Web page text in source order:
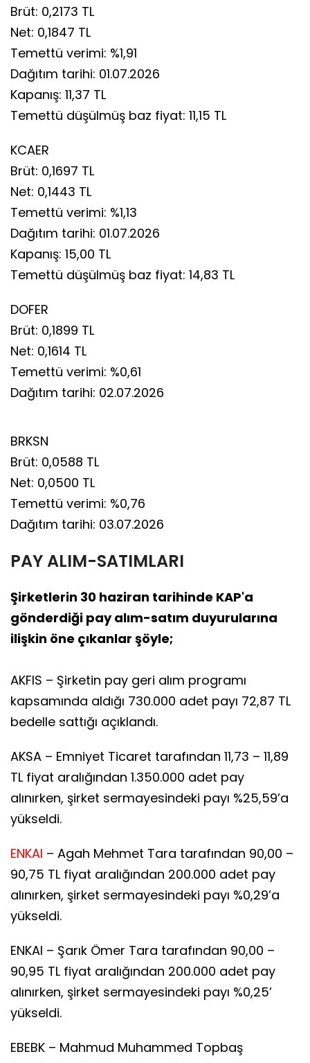
Brüt: 0,2173 TL
Net: 0,1847 TL
Temettü verimi: %1,91
Dağıtım tarihi: 01.07.2026
Kapanış: 11,37 TL
Temettü düşülmüş baz fiyat: 11,15 TL
KCAER
Brüt: 0,1697 TL
Net: 0,1443 TL
Temettü verimi: %1,13
Dağıtım tarihi: 01.07.2026
Kapanış: 15,00 TL
Temettü düşülmüş baz fiyat: 14,83 TL
DOFER
Brüt: 0,1899 TL
Net: 0,1614 TL
Temettü verimi: %0,61
Dağıtım tarihi: 02.07.2026
BRKSN
Brüt: 0,0588 TL
Net: 0,0500 TL
Temettü verimi: %0,76
Dağıtım tarihi: 03.07.2026
PAY ALIM-SATIMLARI
Şirketlerin 30 haziran tarihinde KAP'a
gönderdiği pay alım-satım duyurularına
ilişkin öne çıkanlar şöyle;
AKFIS – Şirketin pay geri alım programı
kapsamında aldığı 730.000 adet payı 72,87 TL
bedelle sattığı açıklandı.
AKSA – Emniyet Ticaret tarafından 11,73 – 11,89
TL fiyat aralığından 1.350.000 adet pay
alınırken, şirket sermayesindeki payı %25,59’a
yükseldi.
ENKAI – Agah Mehmet Tara tarafından 90,00 –
90,75 TL fiyat aralığından 200.000 adet pay
alınırken, şirket sermayesindeki payı %0,29’a
yükseldi.
ENKAI – Şarık Ömer Tara tarafından 90,00 –
90,95 TL fiyat aralığından 200.000 adet pay
alınırken, şirket sermayesindeki payı %0,25’
yükseldi.
EBEBK – Mahmud Muhammed Topbaş